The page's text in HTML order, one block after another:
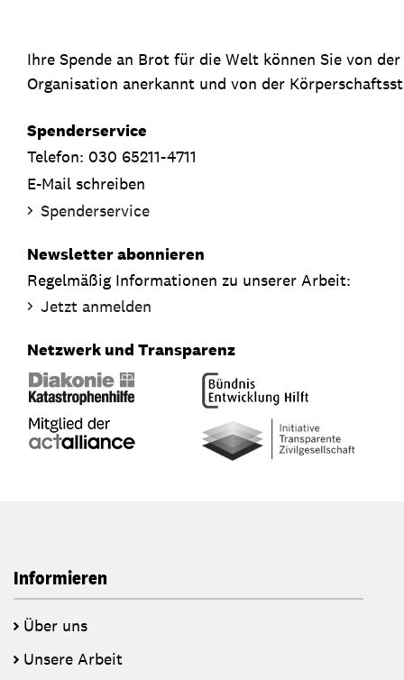
Ihre Spende an Brot für die Welt können Sie von
Organisation anerkannt und von der
Spenderservice
Telefon: 030 65211-4711
E-Mail schreiben
Spenderservice
Newsletter abonnieren
Regelmäßig Informationen zu unserer Arbeit:
Jetzt anmelden
Netzwerk und Transparenz
Informieren
Über uns
Unsere Arbeit